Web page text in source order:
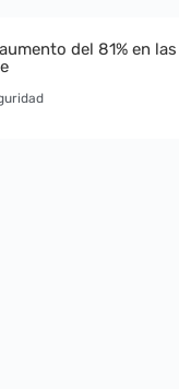
del 81% en